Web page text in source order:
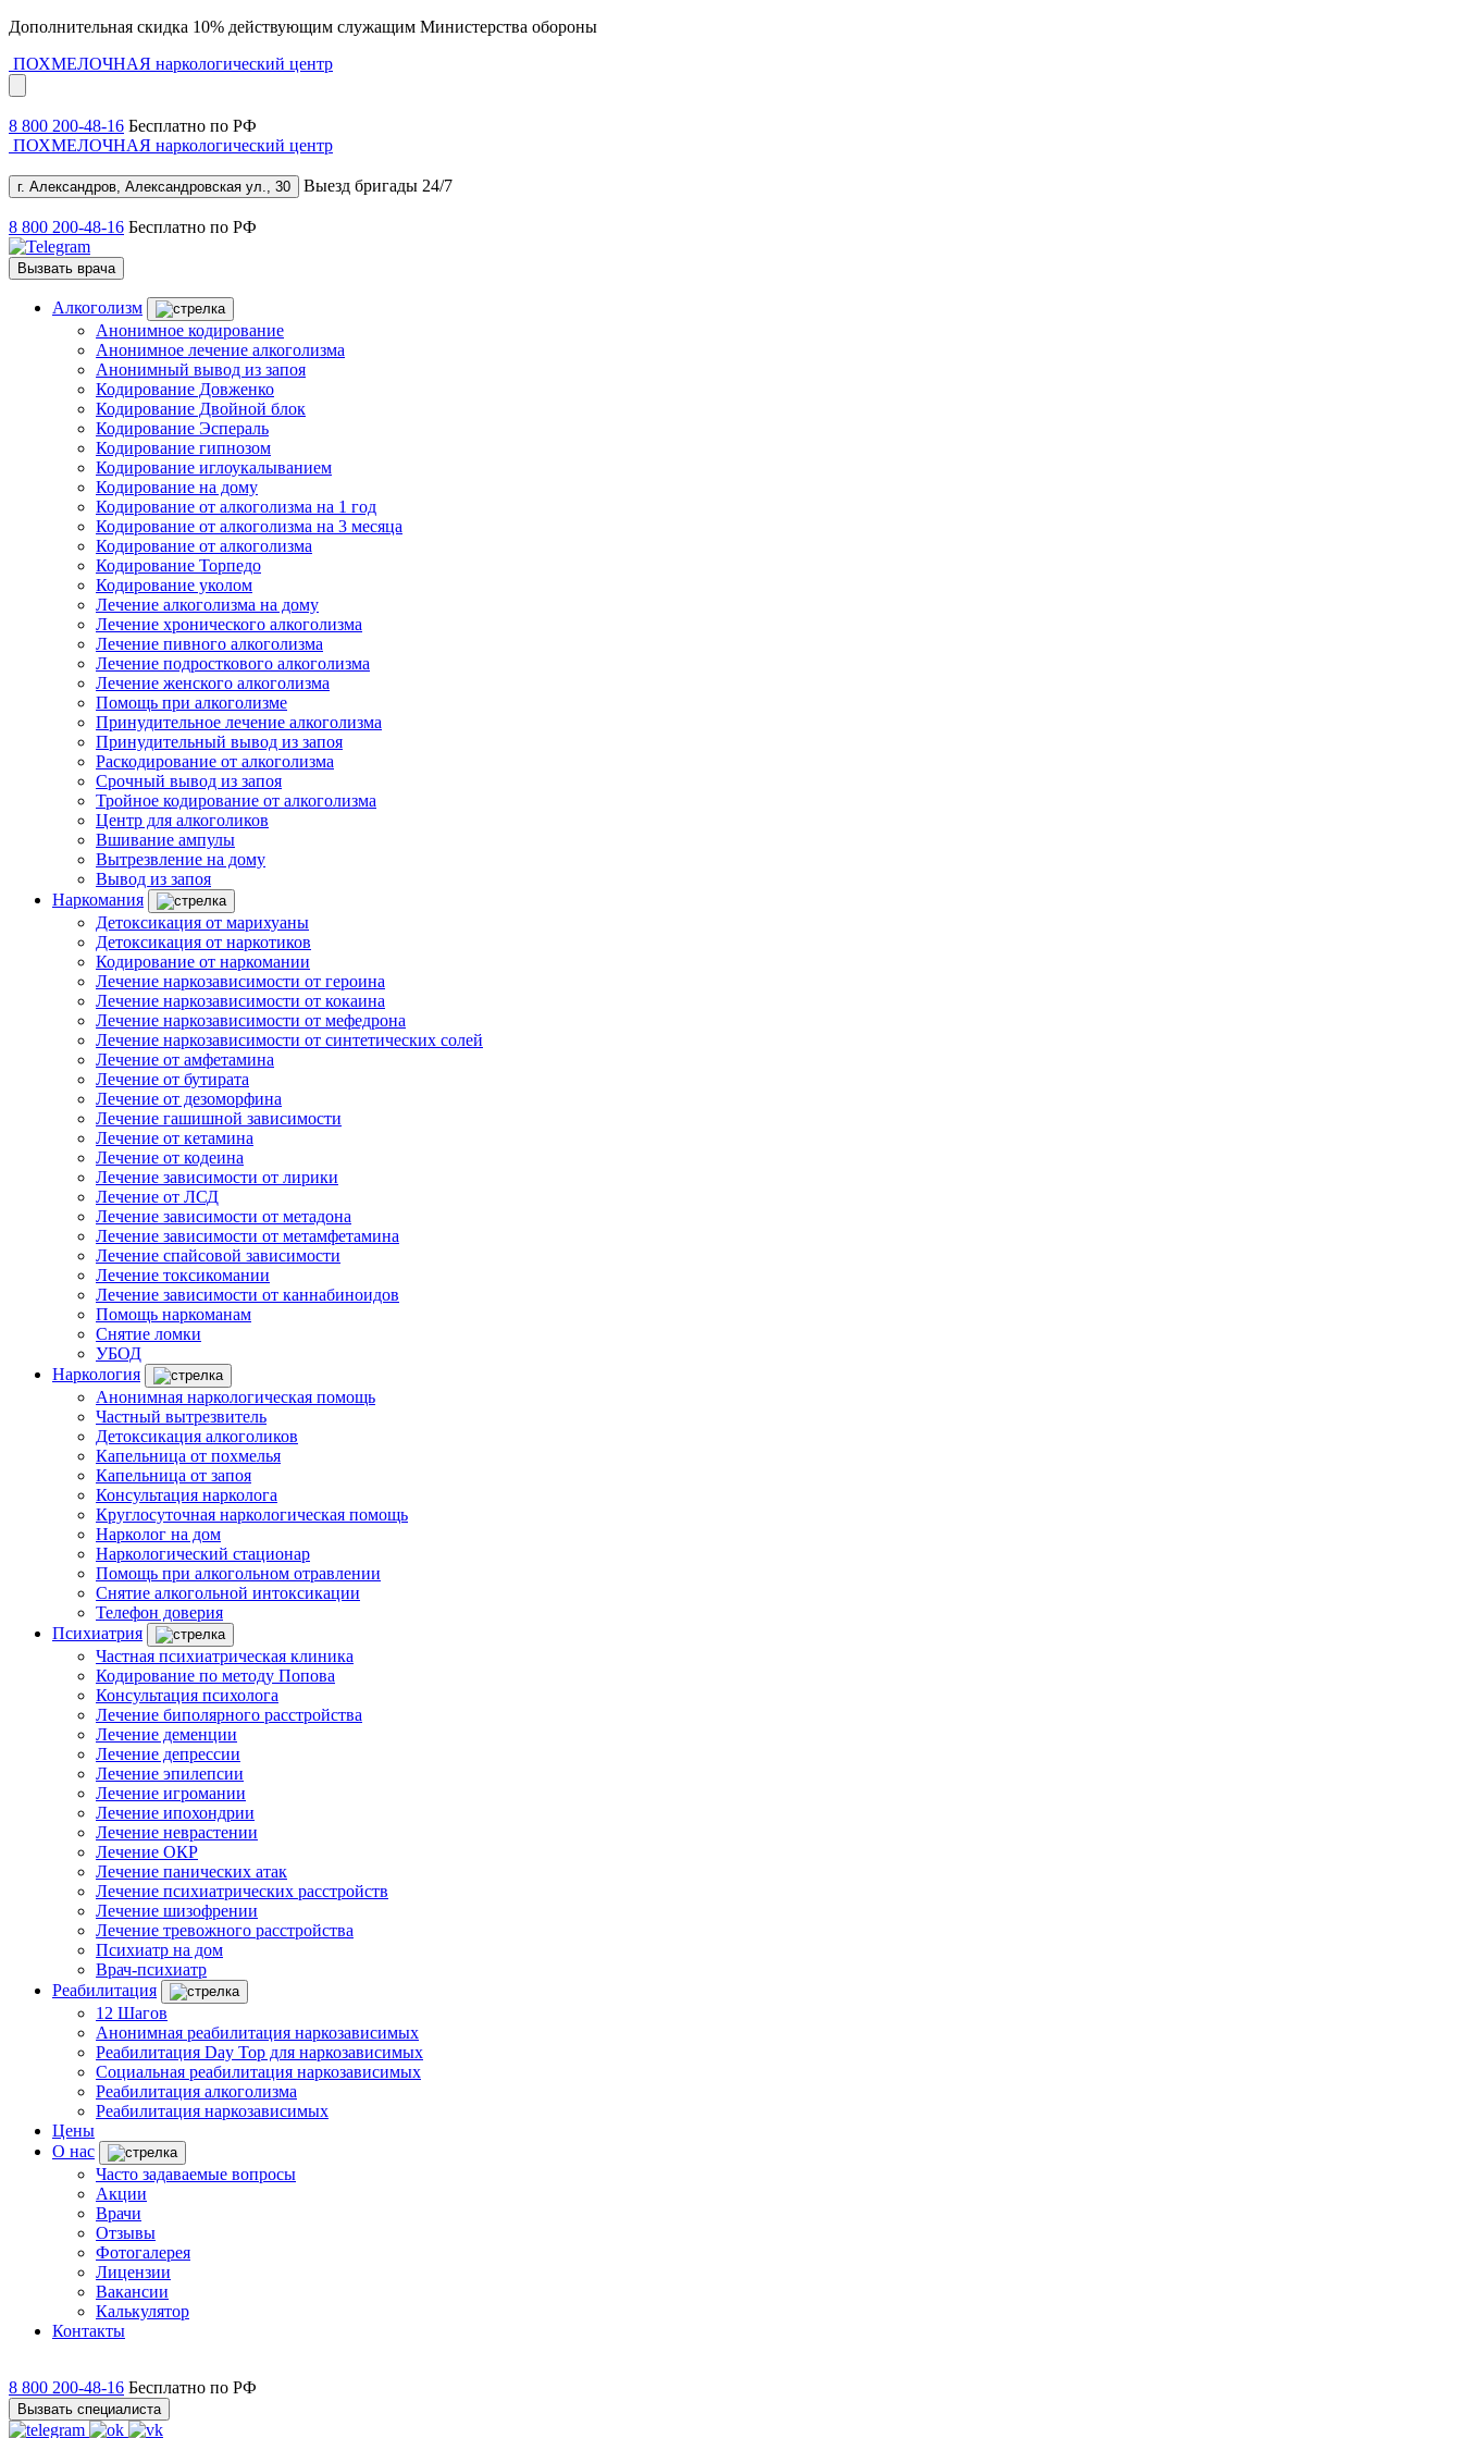
Дополнительная скидка 10% действующим служащим Министерства обороны
ПОХМЕЛОЧНАЯ наркологический центр
8 800 200-48-16 Бесплатно по РФ
ПОХМЕЛОЧНАЯ наркологический центр
г. Александров, Александровская ул., 30 Выезд бригады 24/7
8 800 200-48-16 Бесплатно по РФ
Вызвать врача
Алкоголизм
Анонимное кодирование
Анонимное лечение алкоголизма
Анонимный вывод из запоя
Кодирование Довженко
Кодирование Двойной блок
Кодирование Эспераль
Кодирование гипнозом
Кодирование иглоукалыванием
Кодирование на дому
Кодирование от алкоголизма на 1 год
Кодирование от алкоголизма на 3 месяца
Кодирование от алкоголизма
Кодирование Торпедо
Кодирование уколом
Лечение алкоголизма на дому
Лечение хронического алкоголизма
Лечение пивного алкоголизма
Лечение подросткового алкоголизма
Лечение женского алкоголизма
Помощь при алкоголизме
Принудительное лечение алкоголизма
Принудительный вывод из запоя
Раскодирование от алкоголизма
Срочный вывод из запоя
Тройное кодирование от алкоголизма
Центр для алкоголиков
Вшивание ампулы
Вытрезвление на дому
Вывод из запоя
Наркомания
Детоксикация от марихуаны
Детоксикация от наркотиков
Кодирование от наркомании
Лечение наркозависимости от героина
Лечение наркозависимости от кокаина
Лечение наркозависимости от мефедрона
Лечение наркозависимости от синтетических солей
Лечение от амфетамина
Лечение от бутирата
Лечение от дезоморфина
Лечение гашишной зависимости
Лечение от кетамина
Лечение от кодеина
Лечение зависимости от лирики
Лечение от ЛСД
Лечение зависимости от метадона
Лечение зависимости от метамфетамина
Лечение спайсовой зависимости
Лечение токсикомании
Лечение зависимости от каннабиноидов
Помощь наркоманам
Снятие ломки
УБОД
Наркология
Анонимная наркологическая помощь
Частный вытрезвитель
Детоксикация алкоголиков
Капельница от похмелья
Капельница от запоя
Консультация нарколога
Круглосуточная наркологическая помощь
Нарколог на дом
Наркологический стационар
Помощь при алкогольном отравлении
Снятие алкогольной интоксикации
Телефон доверия
Психиатрия
Частная психиатрическая клиника
Кодирование по методу Попова
Консультация психолога
Лечение биполярного расстройства
Лечение деменции
Лечение депрессии
Лечение эпилепсии
Лечение игромании
Лечение ипохондрии
Лечение неврастении
Лечение ОКР
Лечение панических атак
Лечение психиатрических расстройств
Лечение шизофрении
Лечение тревожного расстройства
Психиатр на дом
Врач-психиатр
Реабилитация
12 Шагов
Анонимная реабилитация наркозависимых
Реабилитация Day Top для наркозависимых
Социальная реабилитация наркозависимых
Реабилитация алкоголизма
Реабилитация наркозависимых
Цены
О нас
Часто задаваемые вопросы
Акции
Врачи
Отзывы
Фотогалерея
Лицензии
Вакансии
Калькулятор
Контакты
8 800 200-48-16 Бесплатно по РФ
Вызвать специалиста